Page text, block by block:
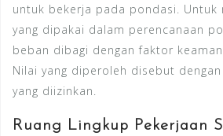
untuk bekerja pada pondasi. Untuk
yang dipakai dalam perencanaan
beban dibagi dengan faktor
Nilai yang diperoleh disebut
yang diizinkan.
Ruang Lingkup Pekerjaan